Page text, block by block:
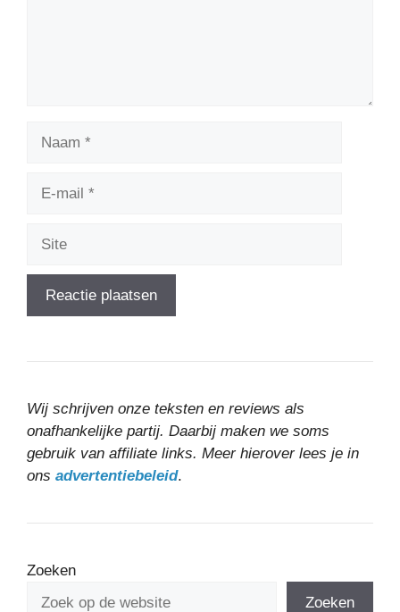
Wij schrijven onze teksten en reviews als
onafhankelijke partij. Daarbij maken we soms
gebruik van affiliate links. Meer hierover lees je in
ons advertentiebeleid.
Zoeken
Zoeken